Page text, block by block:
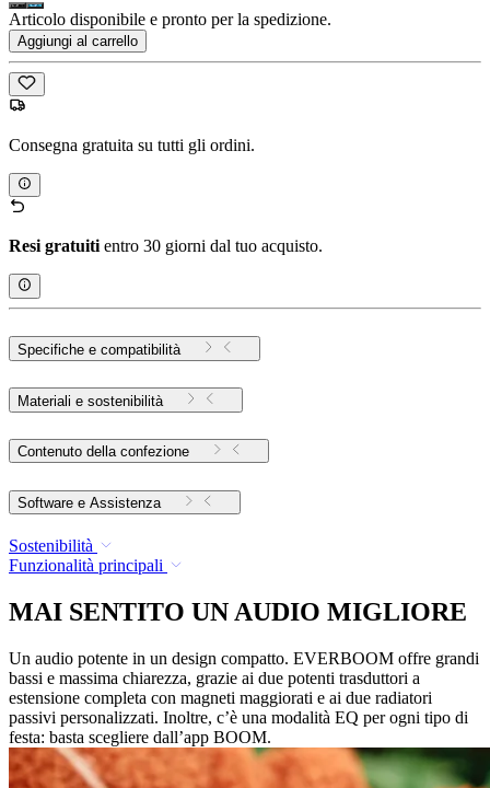
Articolo disponibile e pronto per la spedizione.
Aggiungi al carrello
Consegna gratuita su tutti gli ordini.
Resi gratuitientro 30 giorni dal tuo acquisto.
Specifiche e compatibilità
Materiali e sostenibilità
Contenuto della confezione
Software e Assistenza
Sostenibilità
Funzionalità principali
MAI SENTITO UN AUDIO MIGLIORE
Un audio potente in un design compatto. EVERBOOM offre grandi
bassi e massima chiarezza, grazie ai due potenti trasduttori a
estensione completa con magneti maggiorati e ai due radiatori
passivi personalizzati. Inoltre, c’è una modalità EQ per ogni tipo di
festa: basta scegliere dall’app BOOM.